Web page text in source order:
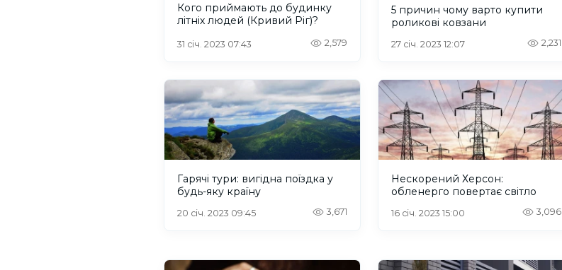
Кого приймають до будинку
літніх людей (Кривий Ріг)?
31 січ. 2023 07:43 2,579
5 причин чому варто купити
роликові ковзани
27 січ. 2023 12:07 2,231
Гарячі тури: вигідна поїздка у
будь-яку країну
20 січ. 2023 09:45 3,671
Нескорений Херсон:
обленерго повертає світло
16 січ. 2023 15:00 3,096